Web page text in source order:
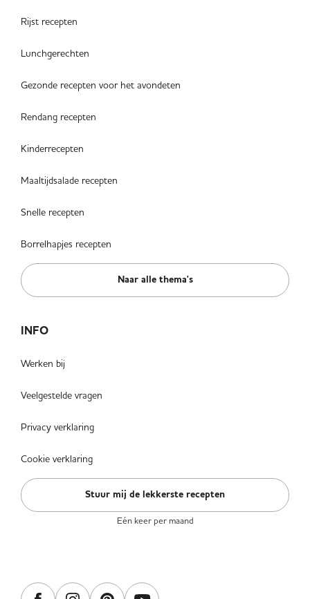
Rijst recepten
Lunchgerechten
Gezonde recepten voor het avondeten
Rendang recepten
Kinderrecepten
Maaltijdsalade recepten
Snelle recepten
Borrelhapjes recepten
Naar alle thema's
INFO
Werken bij
Veelgestelde vragen
Privacy verklaring
Cookie verklaring
Stuur mij de lekkerste recepten
Eén keer per maand